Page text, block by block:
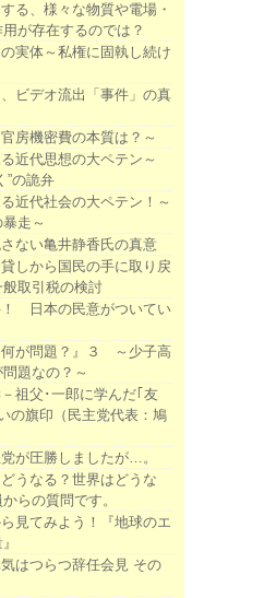
る、様々な物質や電場・
が存在するのでは？
実体～私権に固執し続け
ビデオ流出「事件」の真
房機密費の本質は？～
近代思想の大ペテン～
”の詭弁
近代社会の大ペテン！～
走～
ない亀井静香氏の真意
しから国民の手に取り戻
取引税の検討
！ 日本の民意がついてい
何が問題？』３ ～少子高
題なの？～
祖父･一郎に学んだ｢友
の旗印（民主党代表：鳩
が圧勝しましたが…。
うなる？世界はどうな
らの質問です。
見てみよう！『地球のエ
はつらつ辞任会見 その